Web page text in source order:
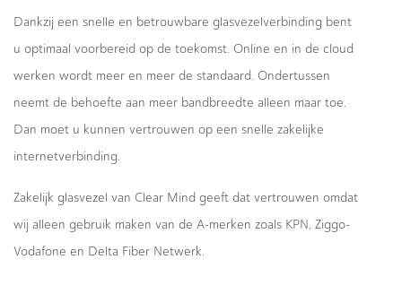
Dankzij een snelle en betrouwbare glasvezelverbinding bent
u optimaal voorbereid op de toekomst. Online en in de cloud
werken wordt meer en meer de standaard. Ondertussen
neemt de behoefte aan meer bandbreedte alleen maar toe.
Dan moet u kunnen vertrouwen op een snelle zakelijke
internetverbinding.
Zakelijk glasvezel van Clear Mind geeft dat vertrouwen omdat
wij alleen gebruik maken van de A-merken zoals KPN, Ziggo-
Vodafone en Delta Fiber Netwerk.